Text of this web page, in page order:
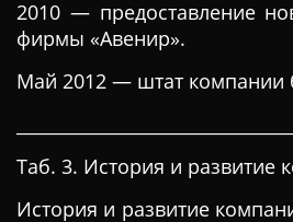
2010 — предоставление
фирмы «Авенир».
Май 2012 — штат компании
Таб. 3. История и развитие
История и развитие